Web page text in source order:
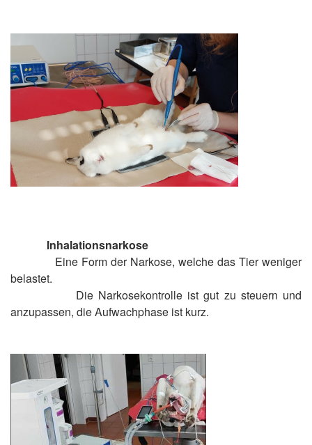
Inhalationsnarkose
Eine Form der Narkose, welche das Tier weniger
belastet.
Die Narkosekontrolle ist gut zu steuern und
anzupassen, die Aufwachphase ist kurz.